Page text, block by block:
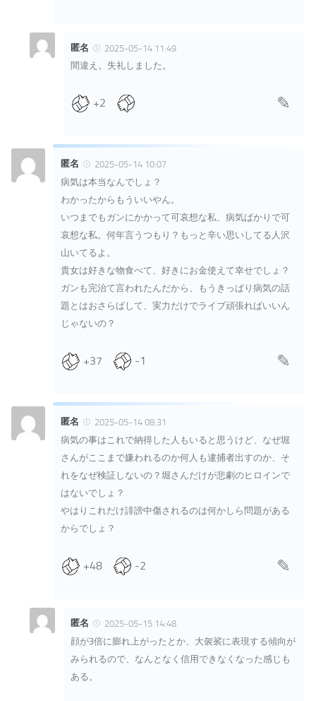
匿名
2025-05-14 11:49
間違え。失礼しました。
+2
匿名
2025-05-14 10:07
病気は本当なんでしょ？
わかったからもういいやん。
いつまでもガンにかかって可哀想な私、病気ばかりで可
哀想な私。何年言うつもり？もっと辛い思いしてる人沢
山いてるよ。
貴女は好きな物食べて、好きにお金使えて幸せでしょ？
ガンも完治て言われたんだから、もうきっぱり病気の話
題とはおさらばして、実力だけでライブ頑張ればいいん
じゃないの？
+37 -1
匿名
2025-05-14 08:31
病気の事はこれで納得した人もいると思うけど、なぜ堀
さんがここまで嫌われるのか何人も逮捕者出すのか、そ
れをなぜ検証しないの？堀さんだけが悲劇のヒロインで
はないでしょ？
やはりこれだけ誹謗中傷されるのは何かしら問題がある
からでしょ？
+48 -2
匿名
2025-05-15 14:48
顔が3倍に膨れ上がったとか、大袈裟に表現する傾向が
みられるので、なんとなく信用できなくなった感じも
ある。